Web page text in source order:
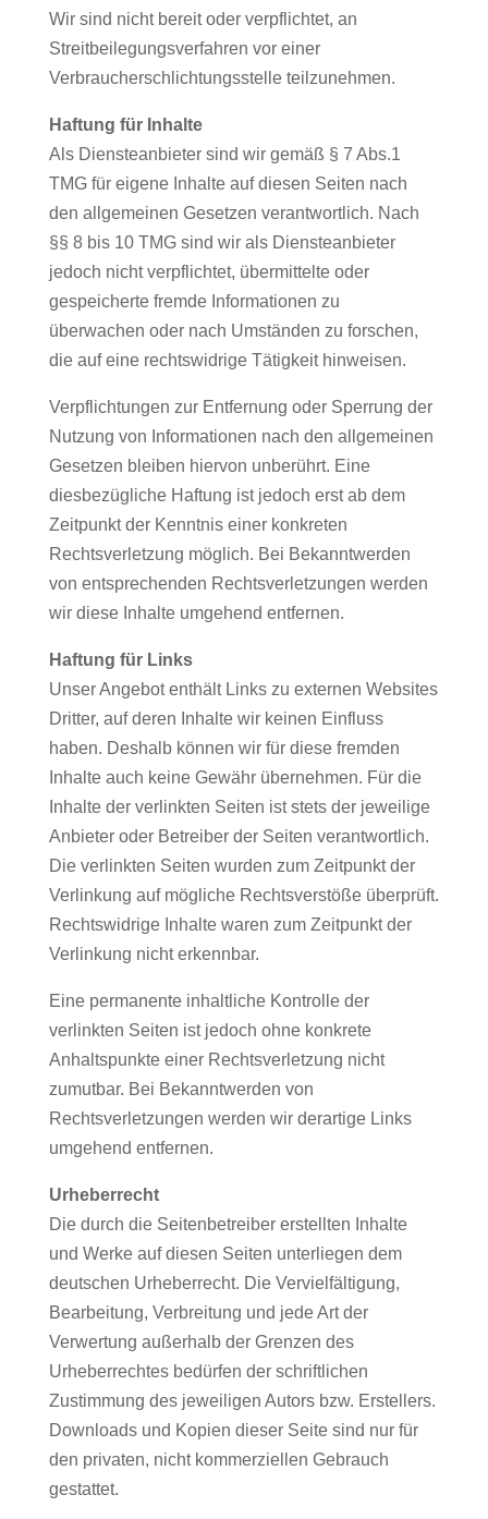
Wir sind nicht bereit oder verpflichtet, an
Streitbeilegungsverfahren vor einer
Verbraucherschlichtungsstelle teilzunehmen.
Haftung für Inhalte
Als Diensteanbieter sind wir gemäß § 7 Abs.1
TMG für eigene Inhalte auf diesen Seiten nach
den allgemeinen Gesetzen verantwortlich. Nach
§§ 8 bis 10 TMG sind wir als Diensteanbieter
jedoch nicht verpflichtet, übermittelte oder
gespeicherte fremde Informationen zu
überwachen oder nach Umständen zu forschen,
die auf eine rechtswidrige Tätigkeit hinweisen.
Verpflichtungen zur Entfernung oder Sperrung der
Nutzung von Informationen nach den allgemeinen
Gesetzen bleiben hiervon unberührt. Eine
diesbezügliche Haftung ist jedoch erst ab dem
Zeitpunkt der Kenntnis einer konkreten
Rechtsverletzung möglich. Bei Bekanntwerden
von entsprechenden Rechtsverletzungen werden
wir diese Inhalte umgehend entfernen.
Haftung für Links
Unser Angebot enthält Links zu externen Websites
Dritter, auf deren Inhalte wir keinen Einfluss
haben. Deshalb können wir für diese fremden
Inhalte auch keine Gewähr übernehmen. Für die
Inhalte der verlinkten Seiten ist stets der jeweilige
Anbieter oder Betreiber der Seiten verantwortlich.
Die verlinkten Seiten wurden zum Zeitpunkt der
Verlinkung auf mögliche Rechtsverstöße überprüft.
Rechtswidrige Inhalte waren zum Zeitpunkt der
Verlinkung nicht erkennbar.
Eine permanente inhaltliche Kontrolle der
verlinkten Seiten ist jedoch ohne konkrete
Anhaltspunkte einer Rechtsverletzung nicht
zumutbar. Bei Bekanntwerden von
Rechtsverletzungen werden wir derartige Links
umgehend entfernen.
Urheberrecht
Die durch die Seitenbetreiber erstellten Inhalte
und Werke auf diesen Seiten unterliegen dem
deutschen Urheberrecht. Die Vervielfältigung,
Bearbeitung, Verbreitung und jede Art der
Verwertung außerhalb der Grenzen des
Urheberrechtes bedürfen der schriftlichen
Zustimmung des jeweiligen Autors bzw. Erstellers.
Downloads und Kopien dieser Seite sind nur für
den privaten, nicht kommerziellen Gebrauch
gestattet.